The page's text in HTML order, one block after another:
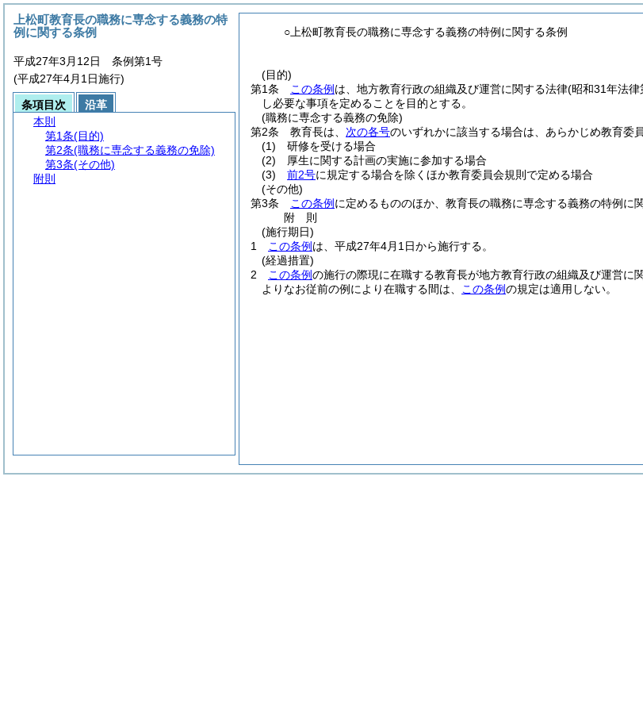
○上松町教育長の職務に専念する義務の特例に関する条例
(目的)
第1条
この条例 は、地方教育行政の組織及び運営に関する法律(昭和31年法律
し必要な事項を定めることを目的とする。
(職務に専念する義務の免除)
第2条
教育長は、 次の各号のいずれかに該当する場合は、あらかじめ教育委
(1)
研修を受ける場合
(2)
厚生に関する計画の実施に参加する場合
(3)
前2号に規定する場合を除くほか教育委員会規則で定める場合
(その他)
第3条
この条例 に定めるもののほか、教育長の職務に専念する義務の特例に
附 則
(施行期日)
1
この条例 は、平成27年4月1日から施行する。
(経過措置)
2
この条例の施行の際現に在職する教育長が地方教育行政の組織及び運営に
よりなお従前の例により在職する間は、
この条例の規定は適用しない。
上松町教育長の職務に専念する義務の特
例に関する条例
平成27年3月12日 条例第1号
(平成27年4月1日施行)
条項目次
沿革
本則
第1条(目的)
第2条(職務に専念する義務の免除)
第3条(その他)
附則